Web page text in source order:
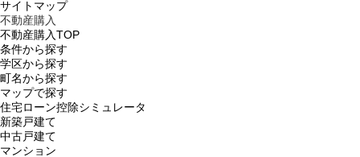
サイトマップ
不動産購入
不動産購入TOP
条件から探す
学区から探す
町名から探す
マップで探す
住宅ローン控除シミュレータ
新築戸建て
中古戸建て
マンション